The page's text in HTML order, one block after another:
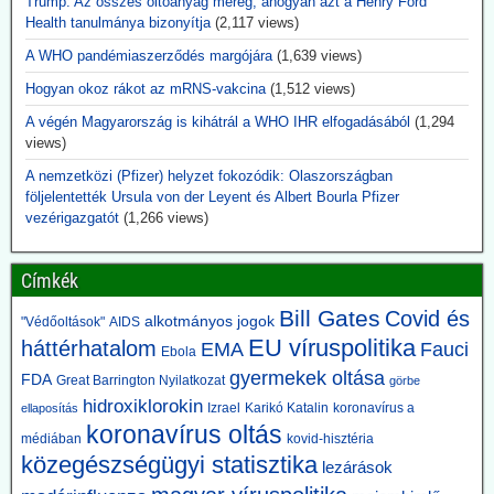
„polio” fogalma rendkívül tág volt: akár egy 24 órán át tartó átmeneti
bénulás is ide sorolható volt. Azokat az eseteket, amelyeket ma
Guillain-Barré-szindrómának, aszeptikus agyhártyagyulladásnak
vagy más idegrendszeri betegségnek nevezünk, ugyanabba a
kategóriába sorolták.
A CDC és az Amerikai Közegészségügyi Szövetség felülvizsgálta a
kritériumokat – most már gyakran 60 napos vagy annál hosszabb
bénulást követelnek meg a besoroláshoz. Azokat az eseteket,
amelyek nem feleltek meg az új kritériumoknak, másként sorolták
be.
2026.06.10. JonFleetwood.com: Kennedy
beszüntette, Rubio külügyminiszter újra elindítja
a Gavi finanszírozását
Egy évvel ezelőtt Robert F. Kennedy Jr. egészségügyi miniszter
visszavonta a Gavi számára nyújtott, évi több száz millió dolláros
amerikai támogatást, hivatkozva a DTP-oltással összefüggésbe
hozható gyermekhalálesetekre.
Kennedy arra kérte a Gavi-t, hogy „állítsa vissza a közbizalmat, és
igazolja azt a 8 milliárd dollárt, amelyet Amerika 2001 óta nyújtott
finanszírozásként”.
Rubio külügyminiszter azonban most közölte, hogy - az afrikai
Health tanulmánya bizonyítja (2,117 views)
A WHO pandémiaszerződés margójára (1,639 views)
Hogyan okoz rákot az mRNS-vakcina (1,512 views)
A végén Magyarország is kihátrál a WHO IHR elfogadásából (1,294
views)
A nemzetközi (Pfizer) helyzet fokozódik: Olaszországban
följelentették Ursula von der Leyent és Albert Bourla Pfizer
vezérigazgatót (1,266 views)
Címkék
"Védőoltások" AIDS alkotmányos jogok Bill Gates Covid és
háttérhatalom Ebola EMA EU víruspolitika Fauci
FDA Great Barrington Nyilatkozat gyermekek oltása görbe
ellaposítás hidroxiklorokin Izrael Karikó Katalin koronavírus a
médiában koronavírus oltás kovid-hisztéria
közegészségügyi statisztika lezárások